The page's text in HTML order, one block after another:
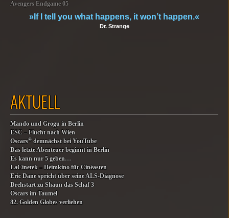
Avengers Endgame 05
»If I tell you what happens, it won’t happen.«
Dr. Strange
AKTUELL
Mando und Grogu in Berlin
ESC – Flucht nach Wien
Oscars® demnächst bei YouTube
Das letzte Abenteuer beginnt in Berlin
Es kann nur 5 geben…
LaCinetek – Heimkino für Cinéasten
Eric Dane spricht über seine ALS-Diagnose
Drehstart zu Shaun das Schaf 3
Oscars im Taumel
82. Golden Globes verliehen